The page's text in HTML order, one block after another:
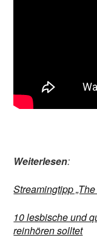
Weiterlesen:
Streamingtipp
10 lesbische und
reinhören solltet